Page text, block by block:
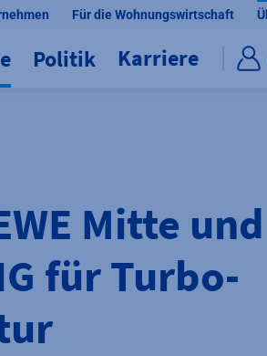
Für die Wohnungswirtschaft
Politik Karriere
Mitte und
für Turbo-